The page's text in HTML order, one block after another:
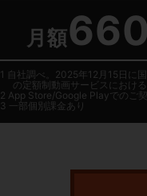
月額660
1 自社調べ。2025年12月15日に
の定額制動画サービスにおけ
2 App Store/Google Playでのご
3 一部個別課金あり